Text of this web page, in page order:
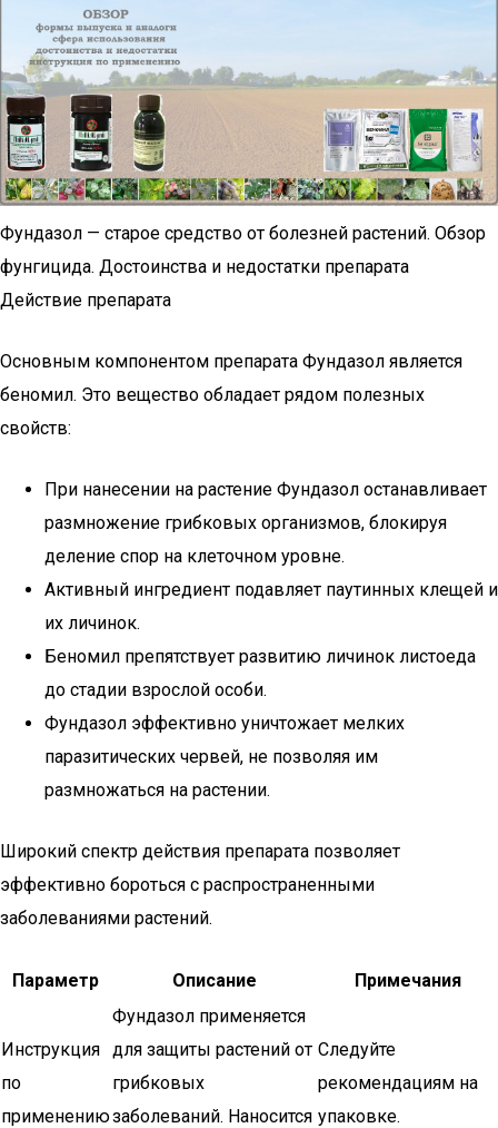
Фундазол — старое средство от болезней растений. Обзор
фунгицида. Достоинства и недостатки препарата
Действие препарата
Основным компонентом препарата Фундазол является
беномил. Это вещество обладает рядом полезных
свойств:
При нанесении на растение Фундазол останавливает
размножение грибковых организмов, блокируя
деление спор на клеточном уровне.
Активный ингредиент подавляет паутинных клещей и
их личинок.
Беномил препятствует развитию личинок листоеда
до стадии взрослой особи.
Фундазол эффективно уничтожает мелких
паразитических червей, не позволяя им
размножаться на растении.
Широкий спектр действия препарата позволяет
эффективно бороться с распространенными
заболеваниями растений.
Параметр Описание Примечания
Инструкция
по
применению
Фундазол применяется
для защиты растений от
грибковых
заболеваний. Наносится
Следуйте
рекомендациям на
упаковке.